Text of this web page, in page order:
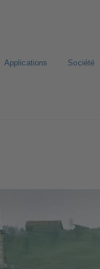
Applications Société